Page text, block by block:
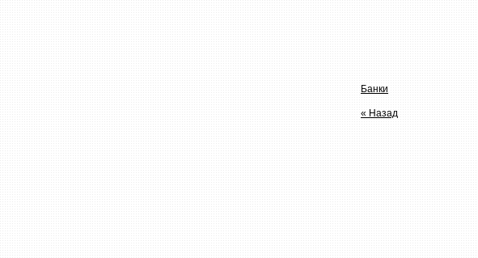
Банки
« Назад